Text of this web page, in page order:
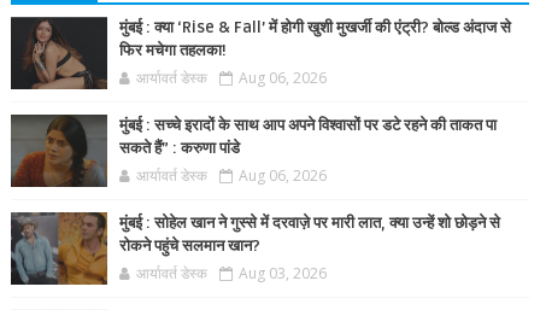
मुंबई : क्या ‘Rise & Fall’ में होगी खुशी मुखर्जी की एंट्री? बोल्ड अंदाज से
फिर मचेगा तहलका!
आर्यावर्त डेस्क Aug 06, 2026
मुंबई : सच्चे इरादों के साथ आप अपने विश्वासों पर डटे रहने की ताकत पा
सकते हैं” : करुणा पांडे
आर्यावर्त डेस्क Aug 06, 2026
मुंबई : सोहेल खान ने गुस्से में दरवाज़े पर मारी लात, क्या उन्हें शो छोड़ने से
रोकने पहुंचे सलमान खान?
आर्यावर्त डेस्क Aug 03, 2026